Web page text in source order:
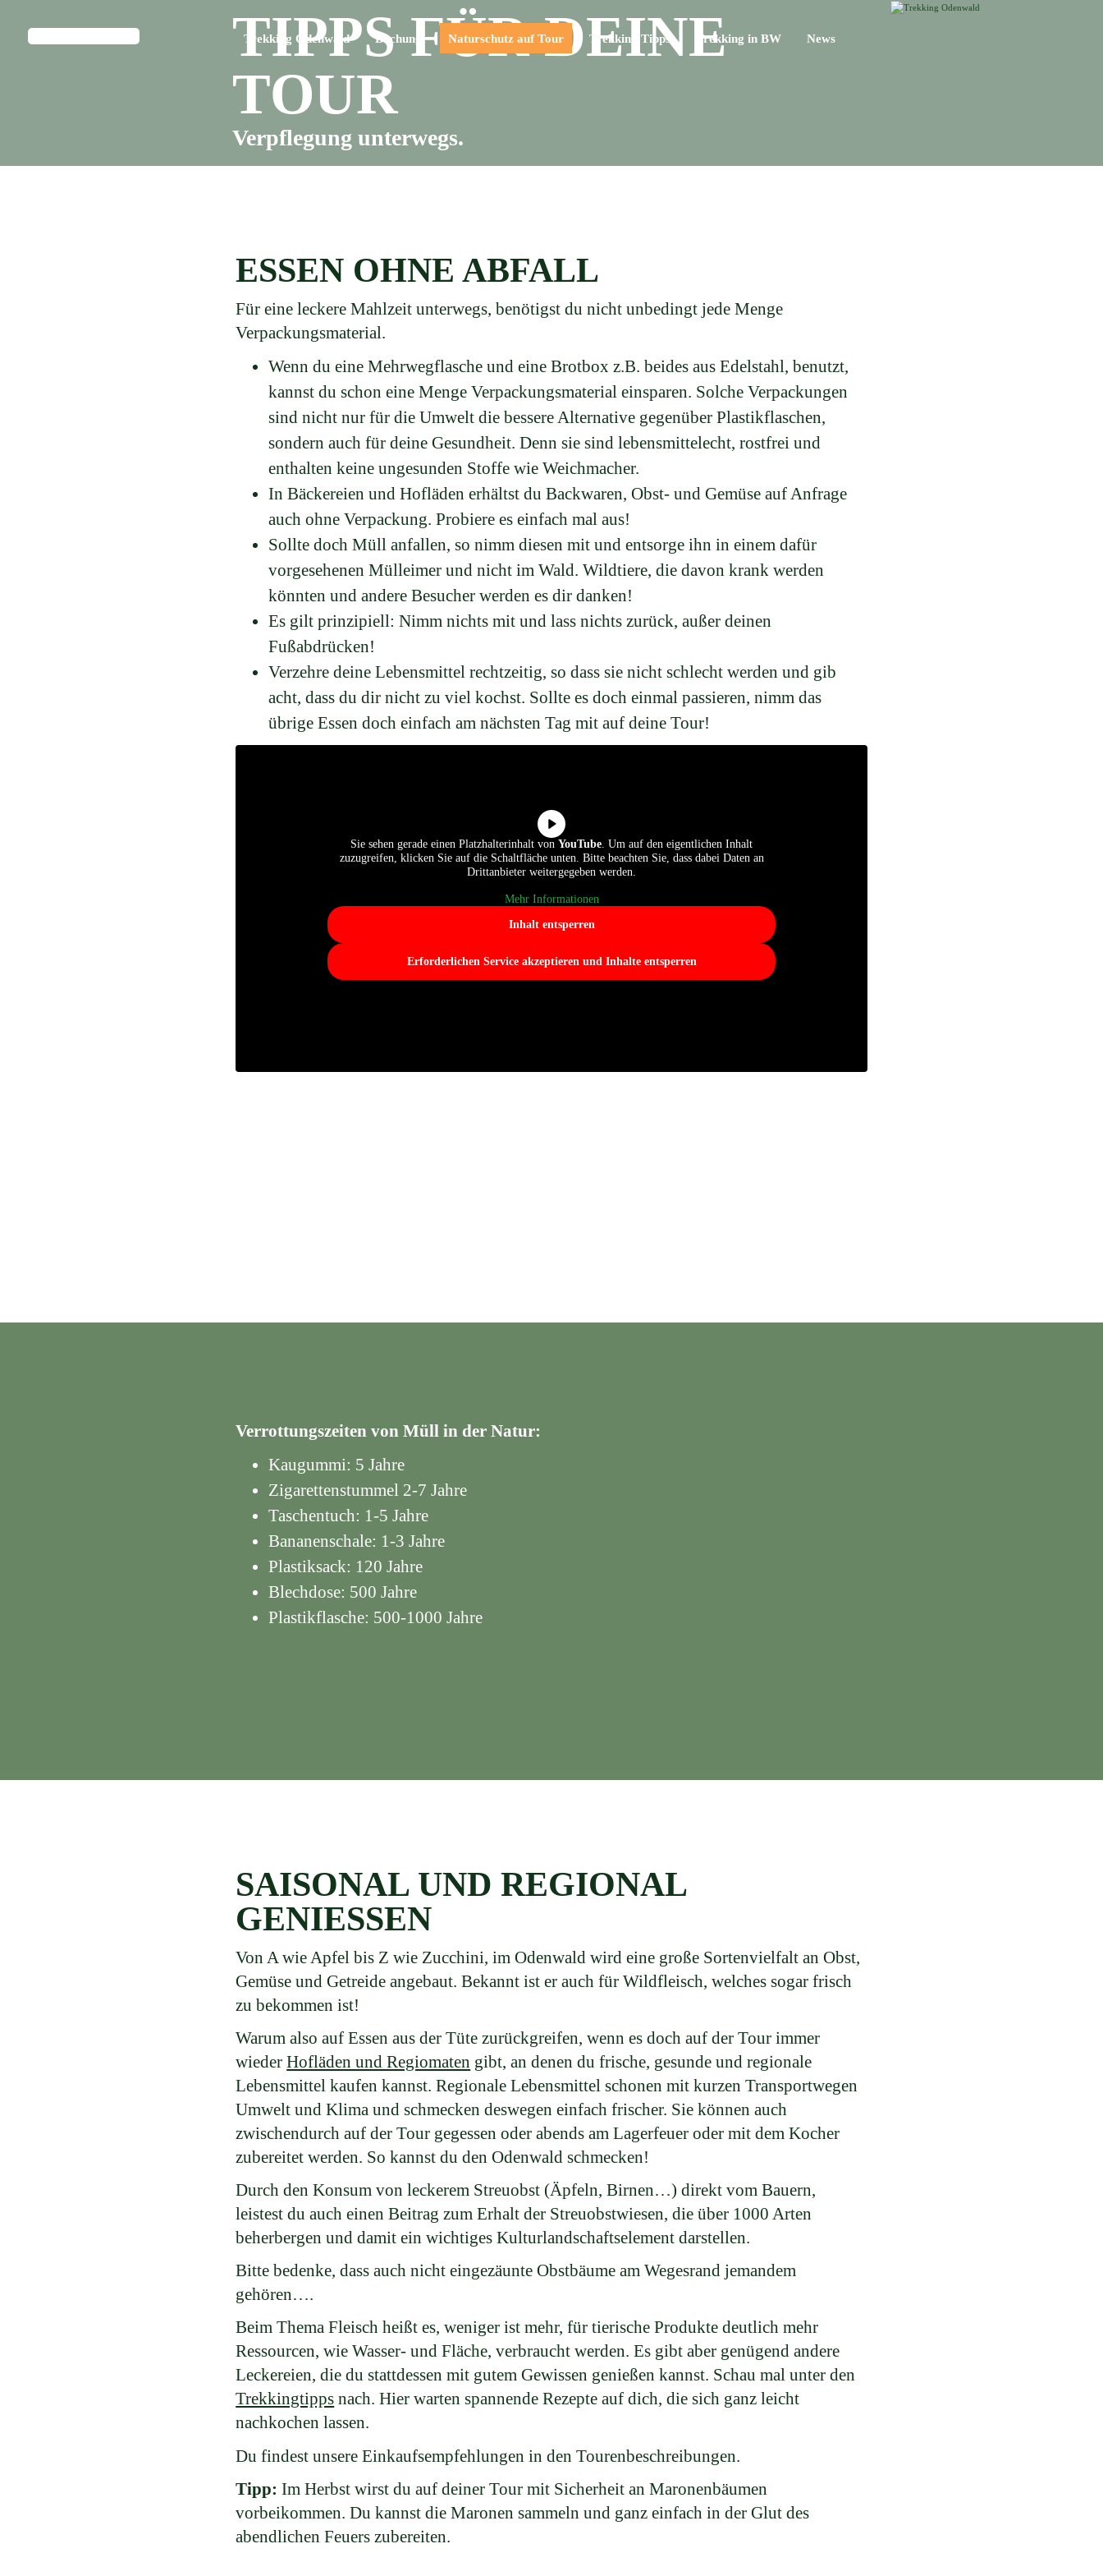
Trekking Odenwald Buchung Naturschutz auf Tour Trekking Tipps Trekking in BW News
TIPPS FÜR DEINE
TOUR
Verpflegung unterwegs.
ESSEN OHNE ABFALL
Für eine leckere Mahlzeit unterwegs, benötigst du nicht unbedingt jede Menge
Verpackungsmaterial.
Wenn du eine Mehrwegflasche und eine Brotbox z.B. beides aus Edelstahl, benutzt,
kannst du schon eine Menge Verpackungsmaterial einsparen. Solche Verpackungen
sind nicht nur für die Umwelt die bessere Alternative gegenüber Plastikflaschen,
sondern auch für deine Gesundheit. Denn sie sind lebensmittelecht, rostfrei und
enthalten keine ungesunden Stoffe wie Weichmacher.
In Bäckereien und Hofläden erhältst du Backwaren, Obst- und Gemüse auf Anfrage
auch ohne Verpackung. Probiere es einfach mal aus!
Sollte doch Müll anfallen, so nimm diesen mit und entsorge ihn in einem dafür
vorgesehenen Mülleimer und nicht im Wald. Wildtiere, die davon krank werden
könnten und andere Besucher werden es dir danken!
Es gilt prinzipiell: Nimm nichts mit und lass nichts zurück, außer deinen
Fußabdrücken!
Verzehre deine Lebensmittel rechtzeitig, so dass sie nicht schlecht werden und gib
acht, dass du dir nicht zu viel kochst. Sollte es doch einmal passieren, nimm das
übrige Essen doch einfach am nächsten Tag mit auf deine Tour!
Sie sehen gerade einen Platzhalterinhalt von YouTube. Um auf den eigentlichen Inhalt
zuzugreifen, klicken Sie auf die Schaltfläche unten. Bitte beachten Sie, dass dabei Daten an
Drittanbieter weitergegeben werden.
Mehr Informationen
Inhalt entsperren
Erforderlichen Service akzeptieren und Inhalte entsperren
Verrottungszeiten von Müll in der Natur:
Kaugummi: 5 Jahre
Zigarettenstummel 2-7 Jahre
Taschentuch: 1-5 Jahre
Bananenschale: 1-3 Jahre
Plastiksack: 120 Jahre
Blechdose: 500 Jahre
Plastikflasche: 500-1000 Jahre
SAISONAL UND REGIONAL
GENIESSEN
Von A wie Apfel bis Z wie Zucchini, im Odenwald wird eine große Sortenvielfalt an Obst,
Gemüse und Getreide angebaut. Bekannt ist er auch für Wildfleisch, welches sogar frisch
zu bekommen ist!
Warum also auf Essen aus der Tüte zurückgreifen, wenn es doch auf der Tour immer
wiederHofläden und Regiomaten gibt, an denen du frische, gesunde und regionale
Lebensmittel kaufen kannst. Regionale Lebensmittel schonen mit kurzen Transportwegen
Umwelt und Klima und schmecken deswegen einfach frischer. Sie können auch
zwischendurch auf der Tour gegessen oder abends am Lagerfeuer oder mit dem Kocher
zubereitet werden. So kannst du den Odenwald schmecken!
Durch den Konsum von leckerem Streuobst (Äpfeln, Birnen…) direkt vom Bauern,
leistest du auch einen Beitrag zum Erhalt der Streuobstwiesen, die über 1000 Arten
beherbergen und damit ein wichtiges Kulturlandschaftselement darstellen.
Bitte bedenke, dass auch nicht eingezäunte Obstbäume am Wegesrand jemandem
gehören….
Beim Thema Fleisch heißt es, weniger ist mehr, für tierische Produkte deutlich mehr
Ressourcen, wie Wasser- und Fläche, verbraucht werden. Es gibt aber genügend andere
Leckereien, die du stattdessen mit gutem Gewissen genießen kannst. Schau mal unter den
Trekkingtipps nach. Hier warten spannende Rezepte auf dich, die sich ganz leicht
nachkochen lassen.
Du findest unsere Einkaufsempfehlungen in den Tourenbeschreibungen.
Tipp: Im Herbst wirst du auf deiner Tour mit Sicherheit an Maronenbäumen
vorbeikommen. Du kannst die Maronen sammeln und ganz einfach in der Glut des
abendlichen Feuers zubereiten.